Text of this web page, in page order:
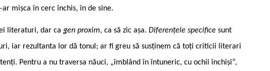
mișca în cerc închis, în de sine.
literaturi, dar ca gen proxim, ca să zic așa. Diferențele specifice sunt
iar rezultanta lor dă tonul; ar fi greu să susținem că toți criticii literari
Pentru a nu traversa năuci, „îmblând în întuneric, cu ochii închiși“,